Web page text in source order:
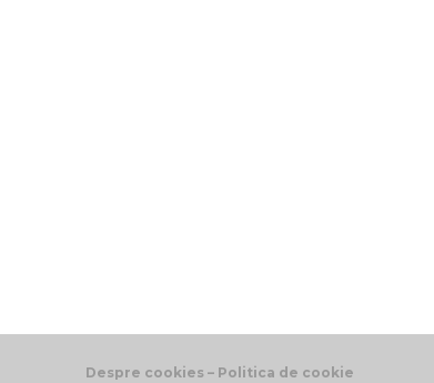
Despre cookies – Politica de cookie